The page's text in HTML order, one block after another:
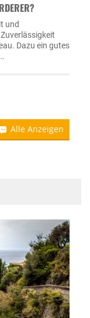
und
Dazu ein gutes
Alle Anzeigen